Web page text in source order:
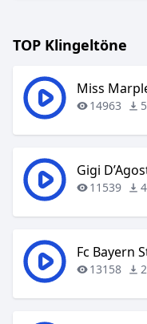
TOP Klingeltöne
Miss
14963
Gigi
11539
Fc Bayern
13158